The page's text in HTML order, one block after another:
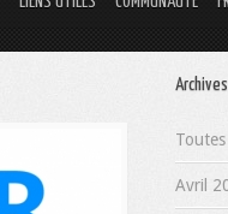
Archives
Avril